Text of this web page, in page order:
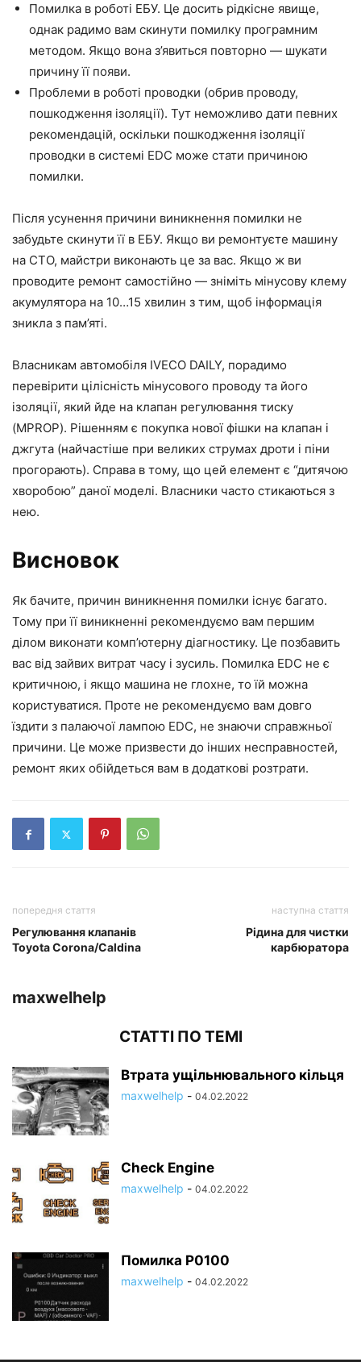
Помилка в роботі ЕБУ. Це досить рідкісне явище,
однак радимо вам скинути помилку програмним
методом. Якщо вона з’явиться повторно — шукати
причину її появи.
Проблеми в роботі проводки (обрив проводу,
пошкодження ізоляції). Тут неможливо дати певних
рекомендацій, оскільки пошкодження ізоляції
проводки в системі EDC може стати причиною
помилки.
Після усунення причини виникнення помилки не
забудьте скинути її в ЕБУ. Якщо ви ремонтуєте машину
на СТО, майстри виконають це за вас. Якщо ж ви
проводите ремонт самостійно — зніміть мінусову клему
акумулятора на 10…15 хвилин з тим, щоб інформація
зникла з пам’яті.
Власникам автомобіля IVECO DAILY, порадимо
перевірити цілісність мінусового проводу та його
ізоляції, який йде на клапан регулювання тиску
(MPROP). Рішенням є покупка нової фішки на клапан і
джгута (найчастіше при великих струмах дроти і піни
прогорають). Справа в тому, що цей елемент є “дитячою
хворобою” даної моделі. Власники часто стикаються з
нею.
Висновок
Як бачите, причин виникнення помилки існує багато.
Тому при її виникненні рекомендуємо вам першим
ділом виконати комп’ютерну діагностику. Це позбавить
вас від зайвих витрат часу і зусиль. Помилка EDC не є
критичною, і якщо машина не глохне, то їй можна
користуватися. Проте не рекомендуємо вам довго
їздити з палаючої лампою EDC, не знаючи справжньої
причини. Це може призвести до інших несправностей,
ремонт яких обійдеться вам в додаткові розтрати.
попередня стаття
Регулювання клапанів
Toyota Corona/Caldina
наступна стаття
Рідина для чистки
карбюратора
maxwelhelp
СТАТТІ ПО ТЕМІ
Втрата ущільнювального кільця
maxwelhelp - 04.02.2022
Check Engine
maxwelhelp - 04.02.2022
Помилка P0100
maxwelhelp - 04.02.2022